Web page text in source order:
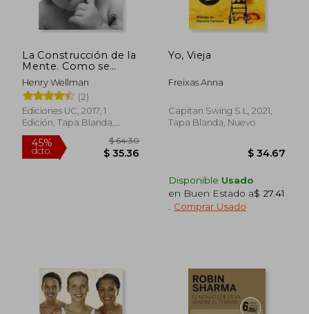
45%
dcto. $
La Construcción de la
Mente. Como se
Desarrolla la Teoría
de la Mente
Henry Wellman
(2)
Ediciones UC, 2017, 1
Edición, Tapa Blanda,
Nuevo
Yo, Vieja
Freixas Anna
Capitan Swing S.L, 2021,
Tapa Blanda, Nuevo
Disponible Usado
en Buen Estado a$ 27.41
Comprar Usado